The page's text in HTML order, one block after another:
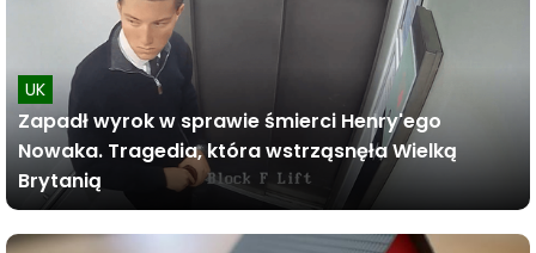
UK
Zapadł wyrok w sprawie śmierci Henry'ego
Nowaka. Tragedia, która wstrząsnęła Wielką
Brytanią